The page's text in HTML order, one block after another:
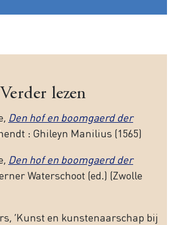
Verder lezen
Den hof en boomgaerd der
: Ghileyn Manilius (1565)
Den hof en boomgaerd der
Waterschoot (ed.) (Zwolle
‘Kunst en kunstenaarschap bij